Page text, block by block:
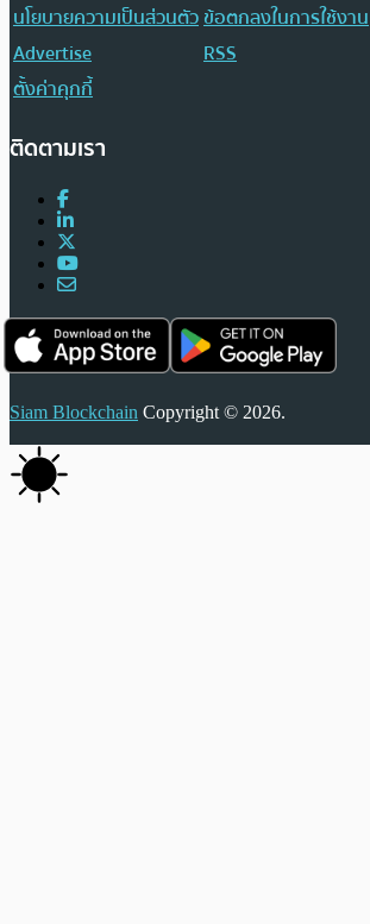
นโยบายความเป็นส่วนตัวข้อตกลงในการใช้งาน
Advertise
RSS
ตั้งค่าคุกกี้
ติดตามเรา
Siam Blockchain Copyright © 2026.